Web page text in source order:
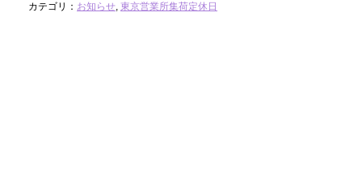
カテゴリ： お知らせ, 東京営業所集荷定休日